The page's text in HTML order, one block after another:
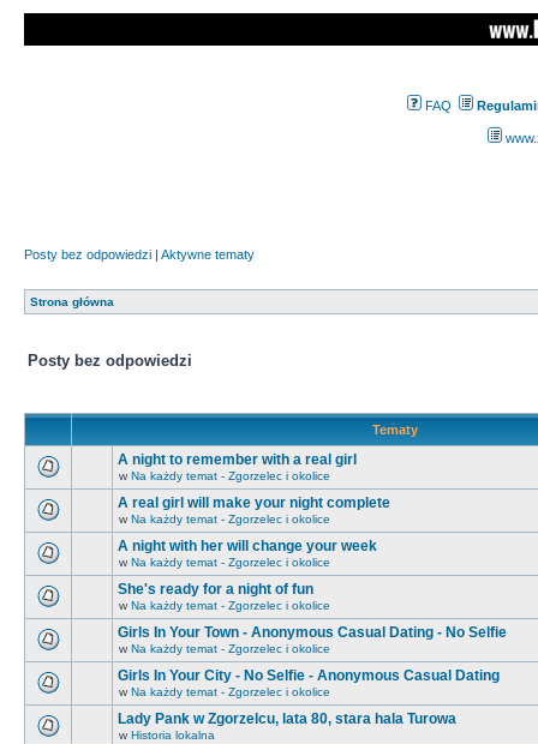
FAQ
Posty bez odpowiedzi | Aktywne tematy
Strona główna
Posty bez odpowiedzi
Tematy
A night to remember with a real girl
w Na każdy temat - Zgorzelec i okolice
A real girl will make your night complete
w Na każdy temat - Zgorzelec i okolice
A night with her will change your week
w Na każdy temat - Zgorzelec i okolice
She's ready for a night of fun
w Na każdy temat - Zgorzelec i okolice
Girls In Your Town - Anonymous Casual Dating - No Selfie
w Na każdy temat - Zgorzelec i okolice
Girls In Your City - No Selfie - Anonymous Casual Dating
w Na każdy temat - Zgorzelec i okolice
Lady Pank w Zgorzelcu, lata 80, stara hala Turowa
w Historia lokalna